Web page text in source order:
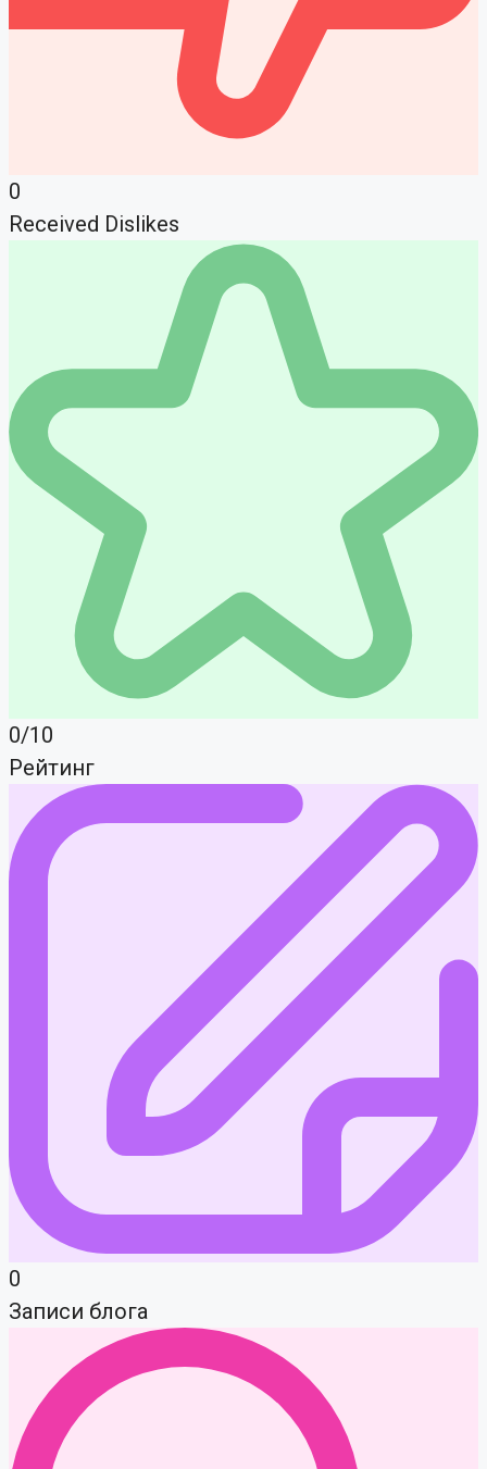
0
Received Dislikes
0/10
Рейтинг
0
Записи блога